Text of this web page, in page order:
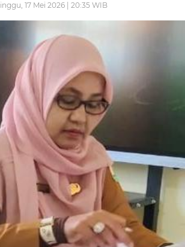
17 Mei 2026 | 20:35 WIB